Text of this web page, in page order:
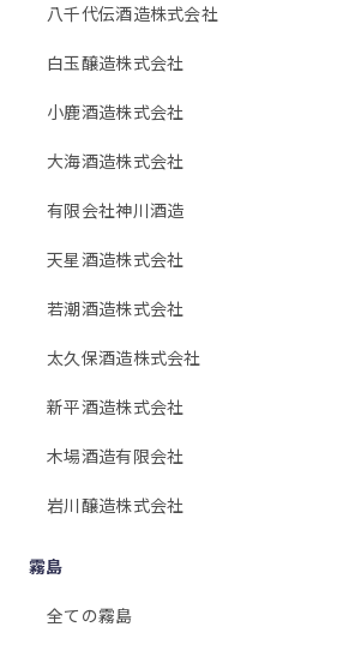
八千代伝酒造株式会社
白玉醸造株式会社
小鹿酒造株式会社
大海酒造株式会社
有限会社神川酒造
天星酒造株式会社
若潮酒造株式会社
太久保酒造株式会社
新平酒造株式会社
木場酒造有限会社
岩川醸造株式会社
霧島
全ての霧島